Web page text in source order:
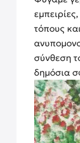
τόπους
σύνθεση
δημόσια